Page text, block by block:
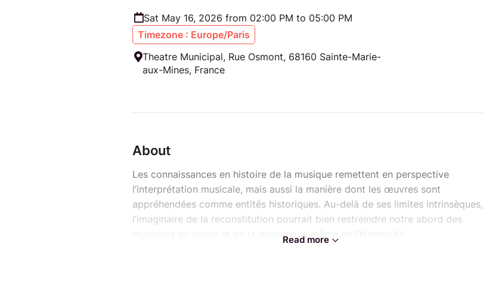
Sat May 16, 2026 from 02:00 PM to 05:00 PM
Timezone : Europe/Paris
Theatre Municipal, Rue Osmont, 68160 Sainte-Marie-
aux-Mines, France
About
Les connaissances en histoire de la musique remettent en perspective
l’interprétation musicale, mais aussi la manière dont les œuvres sont
appréhendées comme entités historiques. Au-delà de ses limites intrinsèques,
l’imaginaire de la reconstitution pourrait bien restreindre notre abord des
musiques du passé et de la dynamique même de l’historicité.
Read more